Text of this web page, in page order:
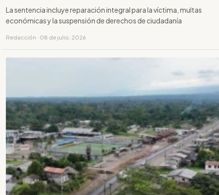
La sentencia incluye reparación integral para la víctima, multas
económicas y la suspensión de derechos de ciudadanía
Redacción · 08 de julio, 2026